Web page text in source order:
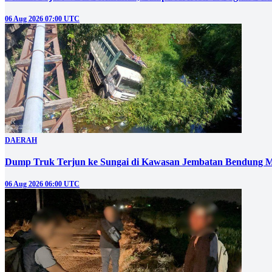
06 Aug 2026 07:00 UTC
DAERAH
Dump Truk Terjun ke Sungai di Kawasan Jembatan Bendung
06 Aug 2026 06:00 UTC